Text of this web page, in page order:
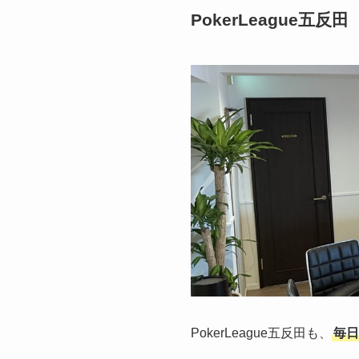
PokerLeague五反田
PokerLeague五反田も、 毎